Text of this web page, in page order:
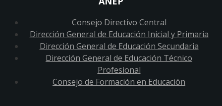
Consejo Directivo Central
Dirección General de Educación Inicial y Primaria
Dirección General de Educación Secundaria
Dirección General de Educación Técnico
Profesional
Consejo de Formación en Educación